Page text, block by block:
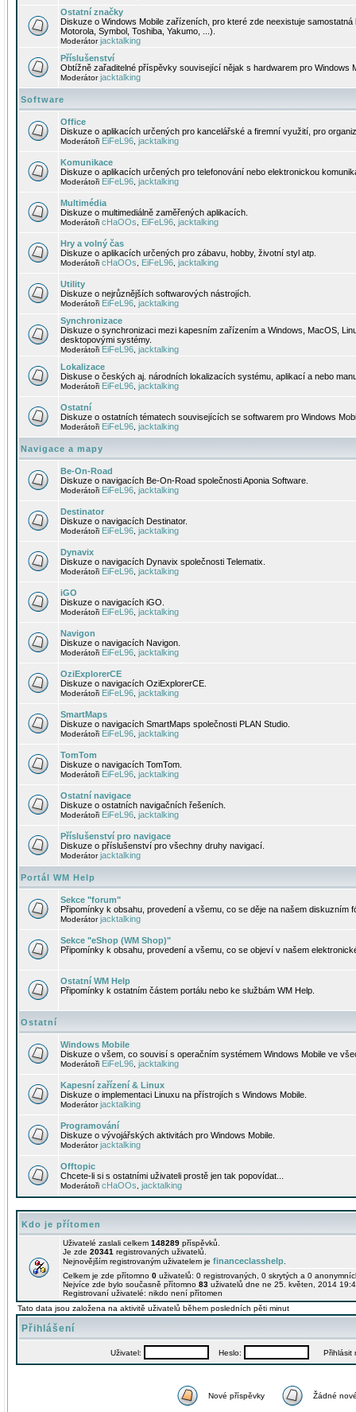
Ostatní značky
Diskuze o Windows Mobile zařízeních, pro které zde neexistuje
Motorola, Symbol, Toshiba, Yakumo, ...).
Moderátorjacktalking
Příslušenství
Obtížně zařaditelné příspěvky související nějak s hardwarem pro Windows
Moderátorjacktalking
Software
Office
Diskuze o aplikacích určených pro kancelářské a firemní využití, pro
Moderátoři EiFeL96 jacktalking
Komunikace
Diskuze o aplikacích určených pro telefonování nebo elektronickou
Moderátoři EiFeL96 jacktalking
Multimédia
Diskuze o multimediálně zaměřených aplikacích.
Moderátoři cHaOOs EiFeL96 jacktalking
Hry a volný čas
Diskuze o aplikacích určených pro zábavu, hobby, životní styl atp.
Moderátoři cHaOOs EiFeL96 jacktalking
Utility
Diskuze o nejrůznějších softwarových nástrojích.
Moderátoři EiFeL96 jacktalking
Synchronizace
Diskuze o synchronizaci mezi kapesním zařízením a Windows, MacOS,
desktopovými systémy.
Moderátoři EiFeL96 jacktalking
Lokalizace
Diskuse o českých aj. národních lokalizacích systému, aplikací a nebo
Moderátoři EiFeL96 jacktalking
Ostatní
Diskuze o ostatních tématech souvisejících se softwarem pro Windows
Moderátoři EiFeL96 jacktalking
Navigace a mapy
Be-On-Road
Diskuze o navigacích Be-On-Road společnosti Aponia Software.
Moderátoři EiFeL96 jacktalking
Destinator
Diskuze o navigacích Destinator.
Moderátoři EiFeL96 jacktalking
Dynavix
Diskuze o navigacích Dynavix společnosti Telematix.
Moderátoři EiFeL96 jacktalking
iGO
Diskuze o navigacích iGO.
Moderátoři EiFeL96 jacktalking
Navigon
Diskuze o navigacích Navigon.
Moderátoři EiFeL96 jacktalking
OziExplorerCE
Diskuze o navigacích OziExplorerCE.
Moderátoři EiFeL96 jacktalking
SmartMaps
Diskuze o navigacích SmartMaps společnosti PLAN Studio.
Moderátoři EiFeL96 jacktalking
TomTom
Diskuze o navigacích TomTom.
Moderátoři EiFeL96 jacktalking
Ostatní navigace
Diskuze o ostatních navigačních řešeních.
Moderátoři EiFeL96 jacktalking
Příslušenství pro navigace
Diskuze o příslušenství pro všechny druhy navigací.
Moderátorjacktalking
Portál WM Help
Sekce "forum"
Připomínky k obsahu, provedení a všemu, co se děje na našem diskuzním
Moderátorjacktalking
Sekce "eShop (WM Shop)"
Připomínky k obsahu, provedení a všemu, co se objeví v našem
Ostatní WM Help
Připomínky k ostatním částem portálu nebo ke službám WM Help.
Ostatní
Windows Mobile
Diskuze o všem, co souvisí s operačním systémem Windows Mobile ve
Moderátoři EiFeL96 jacktalking
Kapesní zařízení & Linux
Diskuze o implementaci Linuxu na přístrojích s Windows Mobile.
Moderátorjacktalking
Programování
Diskuze o vývojářských aktivitách pro Windows Mobile.
Moderátorjacktalking
Offtopic
Chcete-li si s ostatními uživateli prostě jen tak popovídat...
Moderátoři cHaOOs jacktalking
Kdo je přítomen
Uživatelé zaslali celkem 148289 příspěvků.
Je zde 20341 registrovaných uživatelů.
Nejnovějším registrovaným uživatelem je financeclasshelp
Celkem je zde přítomno 0 uživatelů: 0 registrovaných, 0 skrytých a 0
Nejvíce zde bylo současně přítomno 83 uživatelů dne ne 25. květen, 2014
Registrovaní uživatelé: nikdo není přítomen
Tato data jsou založena na aktivitě uživatelů během posledních pěti minut
Přihlášení
Uživatel: Heslo: Přihlásit
Nové příspěvky Žádné